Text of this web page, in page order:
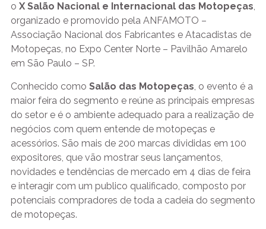
o X Salão Nacional e Internacional das Motopeças,
organizado e promovido pela ANFAMOTO –
Associação Nacional dos Fabricantes e Atacadistas de
Motopeças, no Expo Center Norte – Pavilhão Amarelo
em São Paulo – SP.
Conhecido como Salão das Motopeças , o evento é a
maior feira do segmento e reúne as principais empresas
do setor e é o ambiente adequado para a realização de
negócios com quem entende de motopeças e
acessórios. São mais de 200 marcas divididas em 100
expositores, que vão mostrar seus lançamentos,
novidades e tendências de mercado em 4 dias de feira
e interagir com um publico qualificado, composto por
potenciais compradores de toda a cadeia do segmento
de motopeças.